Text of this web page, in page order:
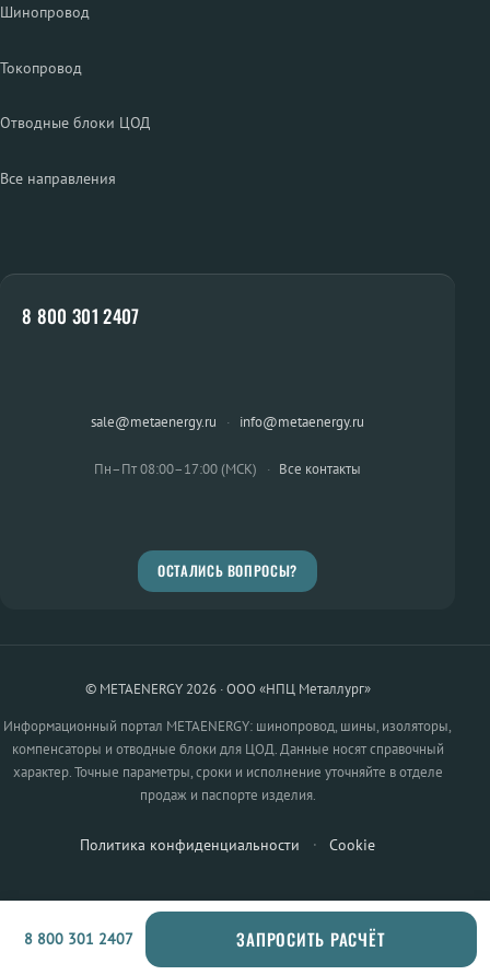
Шинопровод
Токопровод
Отводные блоки ЦОД
Все направления
8 800 301 2407
sale@metaenergy.ru · info@metaenergy.ru
Пн–Пт 08:00–17:00 (МСК) · Все контакты
ОСТАЛИСЬ ВОПРОСЫ?
© METAENERGY 2026 · ООО «НПЦ Металлург»
Информационный портал METAENERGY: шинопровод, шины, изоляторы,
компенсаторы и отводные блоки для ЦОД. Данные носят справочный
характер. Точные параметры, сроки и исполнение уточняйте в отделе
продаж и паспорте изделия.
Политика конфиденциальности · Cookie
8 800 301 2407 ЗАПРОСИТЬ РАСЧЁТ